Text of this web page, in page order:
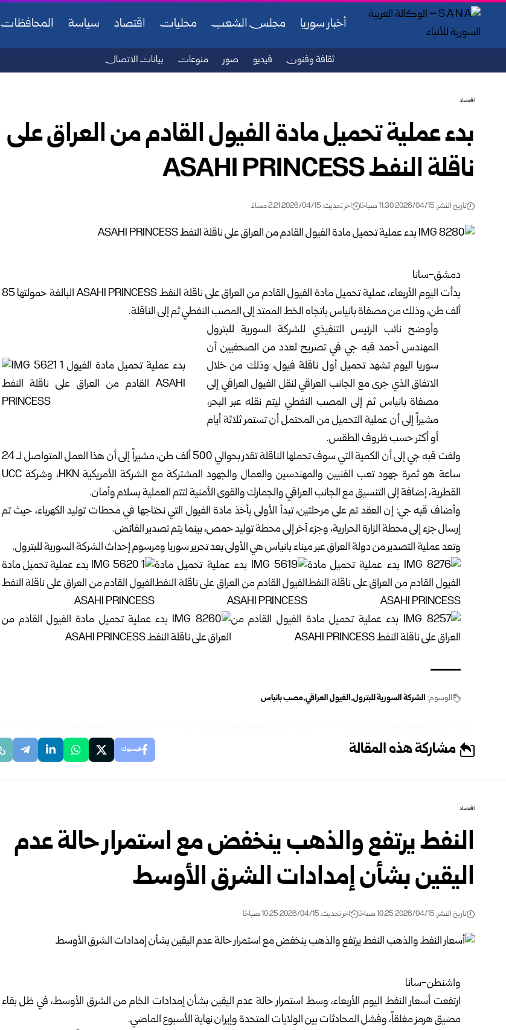
أخبار سوريا مجلس الشعب محليات اقتصاد سياسة المحافظات
ثقافة وفنون فيديو صور منوعات بيانات الاتصال
اقتصاد
بدء عملية تحميل مادة الفيول القادم من العراق على
ناقلة النفط ASAHI PRINCESS
تاريخ النشر: 2026/04/15 11:30 صباحًا اخر تحديث: 2026/04/15 2:21 مساءً
دمشق-سانا
بدأت اليوم الأربعاء، عملية تحميل مادة الفيول القادم من العراق على ناقلة النفط ASAHI PRINCESS البالغة حمولتها 85
ألف طن، وذلك من مصفاة بانياس باتجاه الخط الممتد إلى المصب النفطي ثم إلى الناقلة.
وأوضح نائب الرئيس التنفيذي للشركة السورية للبترول
المهندس أحمد قبه جي في تصريح لعدد من الصحفيين أن
سوريا اليوم تشهد تحميل أول ناقلة فيول، وذلك من خلال
الاتفاق الذي جرى مع الجانب العراقي لنقل الفيول العراقي إلى
مصفاة بانياس ثم إلى المصب النفطي ليتم نقله عبر البحر،
مشيراً إلى أن عملية التحميل من المحتمل أن تستمر ثلاثة أيام
أو أكثر حسب ظروف الطقس.
ولفت قبه جي إلى أن الكمية التي سوف تحملها الناقلة تقدر بحوالي 500 ألف طن، مشيراً إلى أن هذا العمل المتواصل لـ 24
ساعة هو ثمرة جهود تعب الفنيين والمهندسين والعمال والجهود المشتركة مع الشركة الأمريكية HKN، وشركة UCC
القطرية، إضافة إلى التنسيق مع الجانب العراقي والجمارك والقوى الأمنية لتتم العملية بسلام وأمان.
وأضاف قبه جي: إن العقد تم على مرحلتين، تبدأ الأولى بأخذ مادة الفيول التي نحتاجها في محطات توليد الكهرباء، حيث تم
إرسال جزء إلى محطة الزارة الحرارية، وجزء آخر إلى محطة توليد حمص، بينما يتم تصدير الفائض.
وتعد عملية التصدير من دولة العراق عبر ميناء بانياس هي الأولى بعد تحرير سوريا ومرسوم إحداث الشركة السورية للبترول.
الوسوم: الشركة السورية للبترول الفيول العراقي مصب بانياس
مشاركة هذه المقالة فيسبوك
اقتصاد
النفط يرتفع والذهب ينخفض مع استمرار حالة عدم
اليقين بشأن إمدادات الشرق الأوسط
تاريخ النشر: 2026/04/15 10:25 صباحًا اخر تحديث: 2026/04/15 10:25 صباحًا
واشنطن-سانا
ارتفعت أسعار النفط اليوم الأربعاء، وسط استمرار حالة عدم اليقين بشأن إمدادات الخام من الشرق الأوسط، في ظل بقاء
مضيق هرمز مغلقاً، وفشل المحادثات بين الولايات المتحدة وإيران نهاية الأسبوع الماضي.